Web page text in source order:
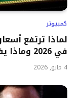
كمبيوتر
في 2026 وماذا يفعل مشترو أجهزة الكمبيوتر؟
4 مايو, 2026